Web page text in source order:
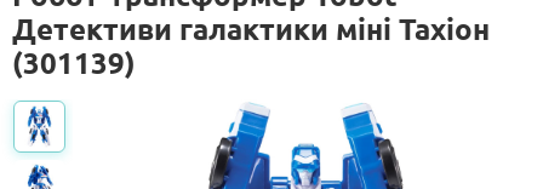
Детективи галактики міні Тахіон
(301139)